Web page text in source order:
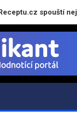
spouští největší